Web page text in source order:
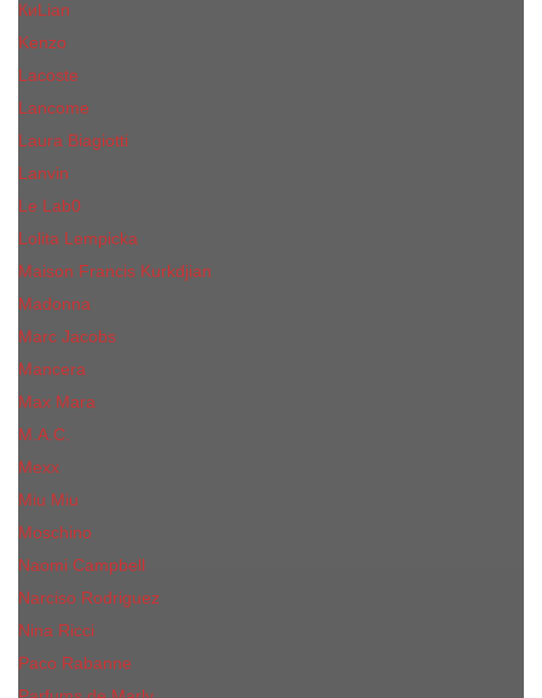
КиLian
Kenzo
Lacoste
Lancome
Laura Biagiotti
Lanvin
Lе Lab0
Lolita Lempicka
Maison Francis Kurkdjian
Madonna
Marc Jacobs
Mancera
Max Mara
M.А.C.
Mexx
Miu Miu
Mоsсhino
Naomi Campbell
Narciso Rodriguez
Nina Ricci
Paco Rabanne